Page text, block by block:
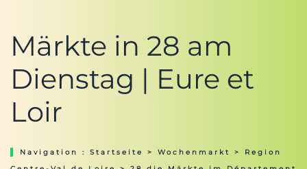
Märkte in 28 am
Dienstag | Eure et
Loir
Navigation : Startseite > Wochenmarkt > Region